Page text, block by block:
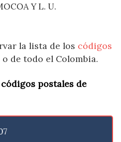
Y L. U.
la lista de los códigos
o de todo el Colombia.
códigos postales de